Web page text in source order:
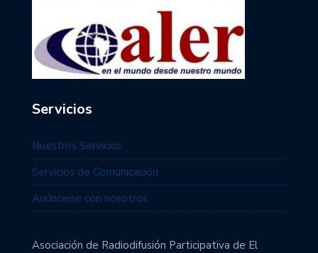
Servicios
Nuestros Servicios
Servicios de Comunicación
Anúnciese con nosotros
Asociación de Radiodifusión Participativa de El